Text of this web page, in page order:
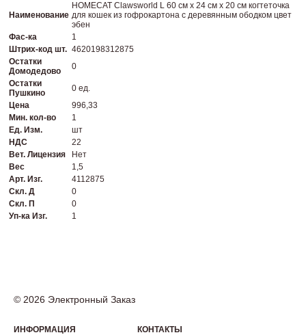
Наименование
HOMECAT Clawsworld L 60 см х 24 см х 20 см когтеточка
для кошек из гофрокартона с деревянным ободком цвет
эбен
Фас-ка
1
Штрих-код шт. 4620198312875
Остатки
Домодедово
0
Остатки
Пушкино
0 ед.
Цена
996,33
Мин. кол-во
1
Ед. Изм.
шт
НДС
22
Вет. Лицензия
Нет
Вес
1,5
Арт. Изг.
4112875
Скл. Д
0
Скл. П
0
Уп-ка Изг.
1
© 2026 Электронный Заказ
ИНФОРМАЦИЯ КОНТАКТЫ